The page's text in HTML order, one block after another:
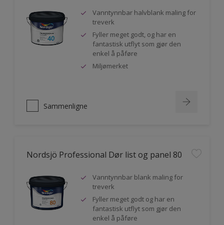
Vanntynnbar halvblank maling for
treverk
Fyller meget godt, og har en
fantastisk utflyt som gjør den
enkel å påføre
Miljømerket
Sammenligne
Nordsjö Professional Dør list og panel 80
Vanntynnbar blank maling for
treverk
Fyller meget godt og har en
fantastisk utflyt som gjør den
enkel å påføre